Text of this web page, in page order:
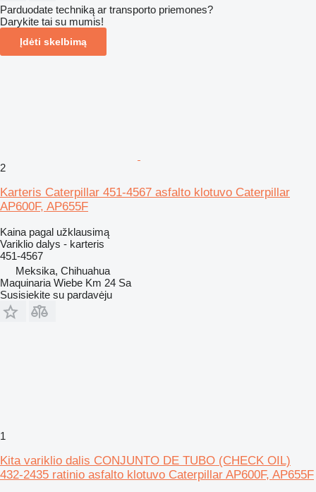
Parduodate techniką ar transporto priemones?
Darykite tai su mumis!
Įdėti skelbimą
2
Karteris Caterpillar 451-4567 asfalto klotuvo Caterpillar
AP600F, AP655F
Kaina pagal užklausimą
Variklio dalys - karteris
451-4567
Meksika, Chihuahua
Maquinaria Wiebe Km 24 Sa
Susisiekite su pardavėju
1
Kita variklio dalis CONJUNTO DE TUBO (CHECK OIL)
432-2435 ratinio asfalto klotuvo Caterpillar AP600F, AP655F